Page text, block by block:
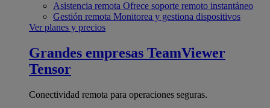
Asistencia remota Ofrece soporte remoto instantáneo
Gestión remota Monitorea y gestiona dispositivos
Ver planes y precios
Grandes empresas TeamViewer
Tensor
Conectividad remota para operaciones seguras.